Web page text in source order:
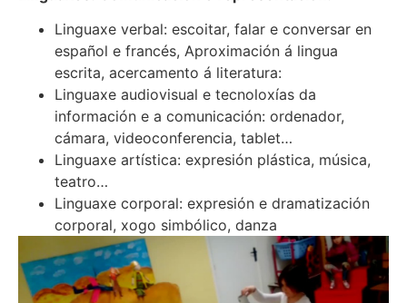
Linguaxe verbal: escoitar, falar e conversar en
español e francés, Aproximación á lingua
escrita, acercamento á literatura:
Linguaxe audiovisual e tecnoloxías da
información e a comunicación: ordenador,
cámara, videoconferencia, tablet…
Linguaxe artística: expresión plástica, música,
teatro…
Linguaxe corporal: expresión e dramatización
corporal, xogo simbólico, danza